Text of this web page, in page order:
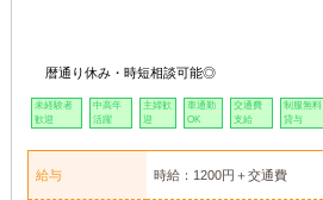
暦通り休み・時短相談可能◎
未経験者
歓迎
中高年
活躍
主婦歓
迎
車通勤
OK
交通費
支給
制服無料
貸与
給与 時給：1200円＋交通費